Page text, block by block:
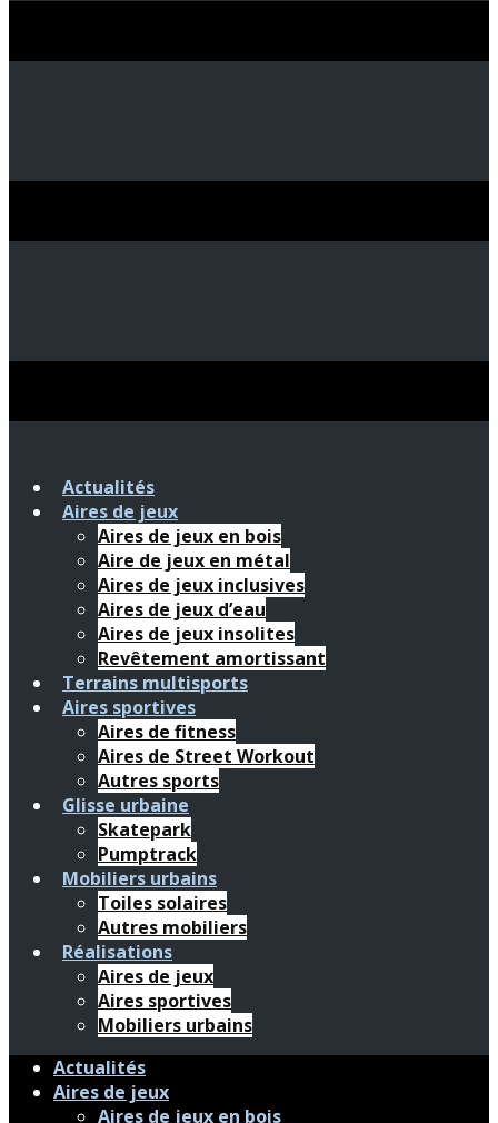
Actualités
Aires de jeux
Aires de jeux en bois
Aire de jeux en métal
Aires de jeux inclusives
Aires de jeux d’eau
Aires de jeux insolites
Revêtement amortissant
Terrains multisports
Aires sportives
Aires de fitness
Aires de Street Workout
Autres sports
Glisse urbaine
Skatepark
Pumptrack
Mobiliers urbains
Toiles solaires
Autres mobiliers
Réalisations
Aires de jeux
Aires sportives
Mobiliers urbains
Actualités
Aires de jeux
Aires de jeux en bois